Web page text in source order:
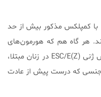
با کمپلکس مذکور بیش از حد
هر گاه هم که هورمون‌های
جنسی اضافه شدند، تفاوت‌ها حتی بیشتر هم شد که پیشنهاد می‌کند چیزی در کمپلکس ژنی ESC/E(Z) در زنان مبتلا،
جنسی که درست پیش از عادت